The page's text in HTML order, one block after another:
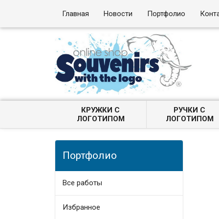
Главная Новости Портфолио
КРУЖКИ С
ЛОГОТИПОМ
РУЧКИ С
ЛОГОТИПОМ
Портфолио
Все работы
Избранное